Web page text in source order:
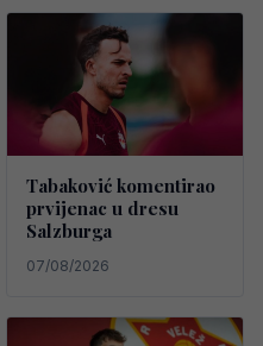
Tabaković komentirao
prvijenac u dresu
Salzburga
07/08/2026